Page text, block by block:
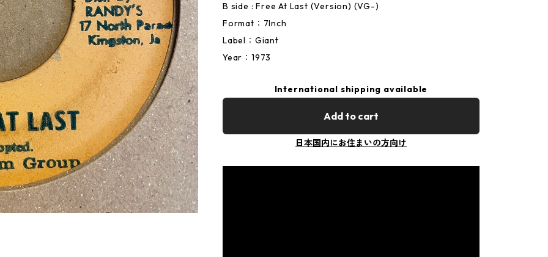
B side : Free At Last (Version) (VG-)
Format：7Inch
Label：Giant
Year：1973
International shipping available
Add to cart
日本国内にお住まいの方向け